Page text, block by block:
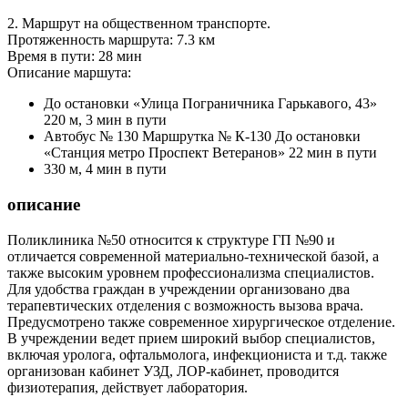
2. Маршрут на общественном транспорте.
Протяженность маршрута: 7.3 км
Время в пути: 28 мин
Описание маршута:
До остановки «Улица Пограничника Гарькавого, 43»
220 м, 3 мин в пути
Автобус № 130 Маршрутка № К-130 До остановки
«Станция метро Проспект Ветеранов» 22 мин в пути
330 м, 4 мин в пути
описание
Поликлиника №50 относится к структуре ГП №90 и
отличается современной материально-технической базой, а
также высоким уровнем профессионализма специалистов.
Для удобства граждан в учреждении организовано два
терапевтических отделения с возможность вызова врача.
Предусмотрено также современное хирургическое отделение.
В учреждении ведет прием широкий выбор специалистов,
включая уролога, офтальмолога, инфекциониста и т.д. также
организован кабинет УЗД, ЛОР-кабинет, проводится
физиотерапия, действует лаборатория.